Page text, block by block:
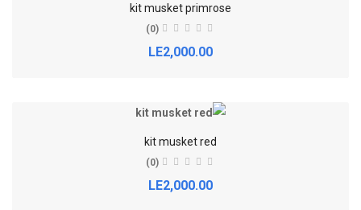
kit musket primrose
(0)
LE2,000.00
kit musket red
(0)
LE2,000.00